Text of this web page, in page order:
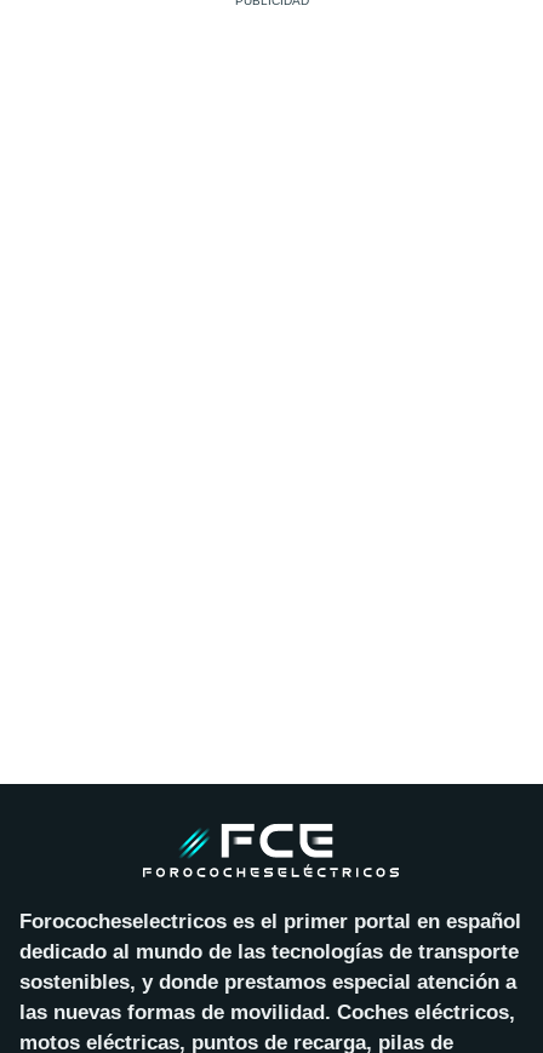
Forococheselectricos es el primer portal en español
dedicado al mundo de las tecnologías de transporte
sostenibles, y donde prestamos especial atención a
las nuevas formas de movilidad. Coches eléctricos,
motos eléctricas, puntos de recarga, pilas de